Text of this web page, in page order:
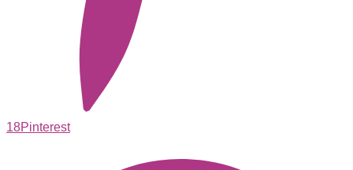
18Pinterest